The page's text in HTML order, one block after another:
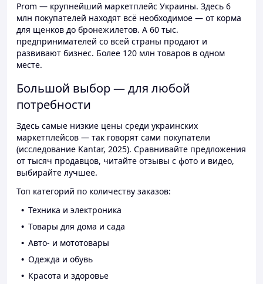
Prom — крупнейший маркетплейс Украины. Здесь 6
млн покупателей находят всё необходимое — от корма
для щенков до бронежилетов. А 60 тыс.
предпринимателей со всей страны продают и
развивают бизнес. Более 120 млн товаров в одном
месте.
Большой выбор — для любой
потребности
Здесь самые низкие цены среди украинских
маркетплейсов — так говорят сами покупатели
(исследование Kantar, 2025). Сравнивайте предложения
от тысяч продавцов, читайте отзывы с фото и видео,
выбирайте лучшее.
Топ категорий по количеству заказов:
Техника и электроника
Товары для дома и сада
Авто- и мототовары
Одежда и обувь
Красота и здоровье